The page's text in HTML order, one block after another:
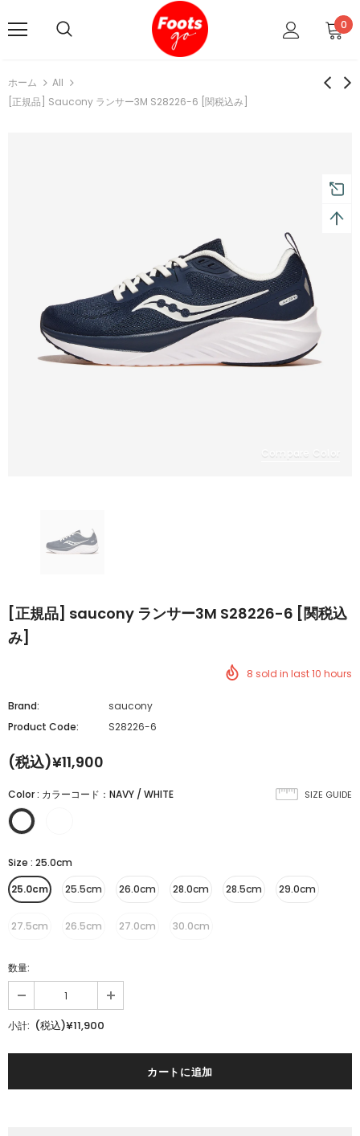
0
ホーム
All
[正規品] Saucony ランサー3M S28226-6 [関税込み]
Compare Color
[正規品] saucony ランサー3M S28226-6 [関税込
み]
8 sold in last10 hours
Brand:
saucony
Product Code:
S28226-6
(税込)¥11,900
SIZE GUIDE
Color: カラーコード：NAVY / WHITE
Size : 25.0cm
25.0cm
25.5cm 26.0cm 28.0cm 28.5cm 29.0cm
27.5cm 26.5cm 27.0cm 30.0cm
数量:
小計: (税込)¥11,900